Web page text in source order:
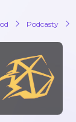
Podcasty